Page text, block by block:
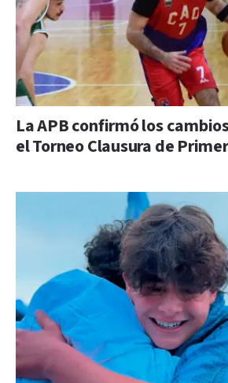
La APB confirmó los
el Torneo Clausura de